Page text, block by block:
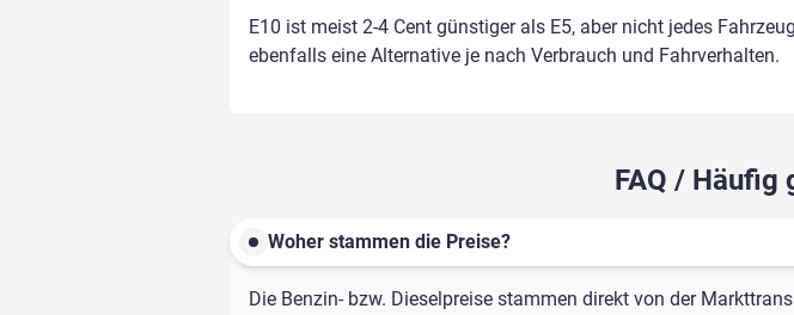
E10 ist meist 2-4 Cent günstiger als E5, aber nicht jedes
ebenfalls eine Alternative je nach Verbrauch und Fahrverhalten.
FAQ / Häufig
Woher stammen die Preise?
Die Benzin- bzw. Dieselpreise stammen direkt von der